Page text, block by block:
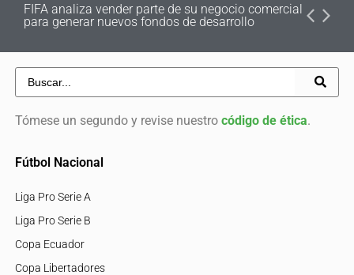
FIFA analiza vender parte de su negocio comercial
para generar nuevos fondos de desarrollo
Tómese un segundo y revise nuestro código de ética.
Fútbol Nacional
Liga Pro Serie A
Liga Pro Serie B
Copa Ecuador
Copa Libertadores